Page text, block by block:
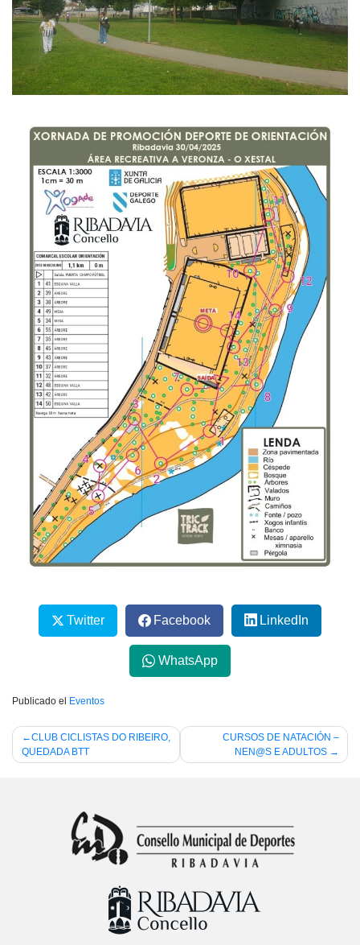
Twitter Facebook LinkedIn
WhatsApp
Publicado el Eventos
Navegación
de
CLUB CICLISTAS DO RIBEIRO,
QUEDADA BTT
CURSOS DE NATACIÓN –
NEN@S E ADULTOS